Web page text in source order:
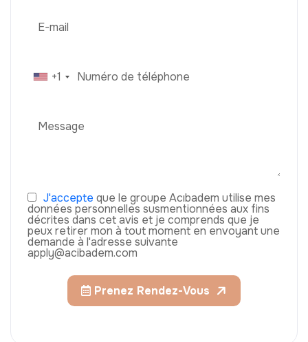
+1
J'accepte que le groupe Acıbadem utilise mes
données personnelles susmentionnées aux fins
décrites dans cet avis et je comprends que je
peux retirer mon à tout moment en envoyant une
demande à l'adresse suivante
apply@acibadem.com
Prenez Rendez-Vous